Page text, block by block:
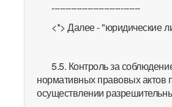
--------------------------------
<*> Далее - "юридические
5.5. Контроль за
нормативных правовых актов
осуществлении